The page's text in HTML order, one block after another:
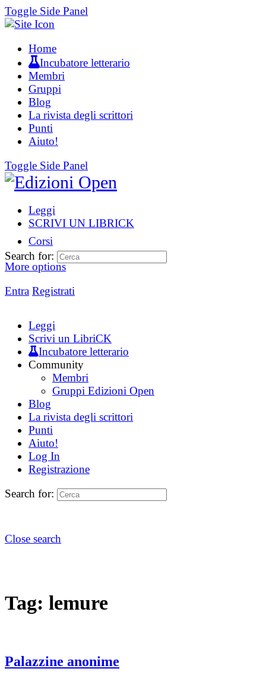
Toggle Side Panel
Home
Incubatore letterario
Membri
Gruppi
Blog
La rivista degli scrittori
Punti
Aiuto!
Toggle Side Panel
Leggi
SCRIVI UN LIBRICK
Corsi
More options
Entra Registrati
Search for:
Leggi
Scrivi un LibriCK
Incubatore letterario
Community
Membri
Gruppi Edizioni Open
Blog
La rivista degli scrittori
Punti
Aiuto!
Log In
Registrazione
Search for:
Close search
Tag: lemure
Palazzine anonime